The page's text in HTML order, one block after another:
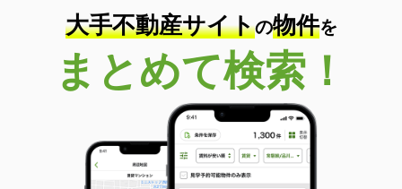
大手不動産サイトの物件を
まとめて検索！